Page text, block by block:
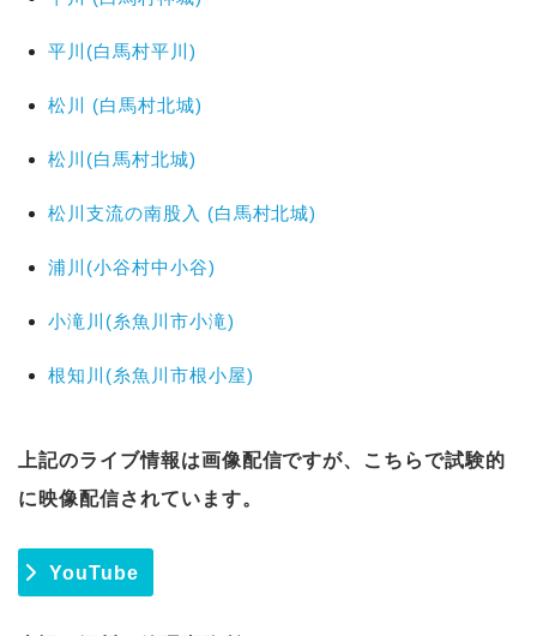
平川(白馬村平川)
松川 (白馬村北城)
松川(白馬村北城)
松川支流の南股入 (白馬村北城)
浦川(小谷村中小谷)
小滝川(糸魚川市小滝)
根知川(糸魚川市根小屋)
上記のライブ情報は画像配信ですが、こちらで試験的
に映像配信されています。
YouTube